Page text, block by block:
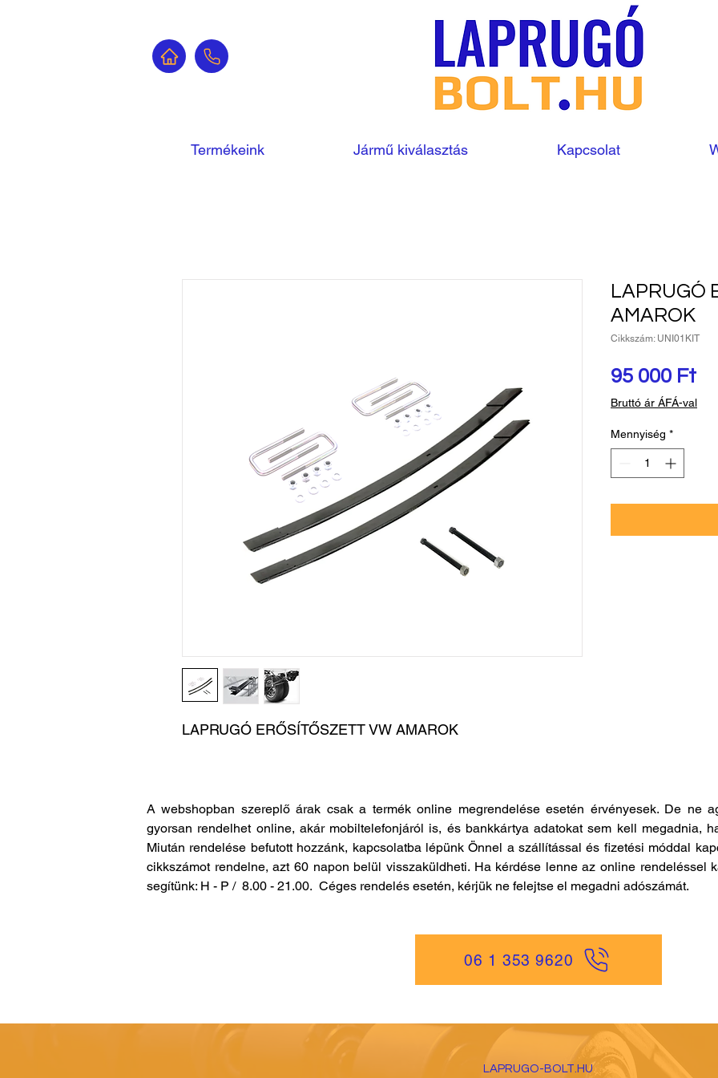
Termékeink Jármű kiválasztás Kapcsolat
LAPRUGÓ ERŐSÍTŐSZETT VW AMAROK
LAPRUGÓ
AMAROK
Cikkszám: UNI01KIT
95 000 FtÁr
Bruttó ár ÁFÁ-val
Mennyiség *
A webshopban szereplő árak csak a termék online megrendelése esetén érvényesek. De ne
gyorsan rendelhet online, akár mobiltelefonjáról is, és bankkártya adatokat sem kell megadnia,
Miután rendelése befutott hozzánk, kapcsolatba lépünk Önnel a szállítással és fizetési móddal
cikkszámot rendelne, azt 60 napon belül visszaküldheti. Ha kérdése lenne az online rendeléssel
segítünk: H - P / 8.00 - 21.00. Céges rendelés esetén, kérjük ne felejtse el megadni adószámát.
06 1 353 9620
LAPRUGO-BOLT.HU